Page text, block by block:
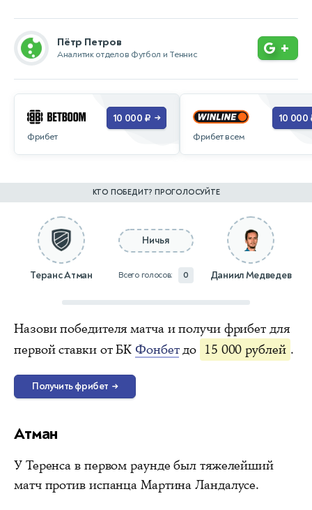
Пётр Петров
Аналитик отделов Футбол и Теннис +
Фрибет
10 000 ₽ →
Фрибет всем
10 000
КТО ПОБЕДИТ? ПРОГОЛОСУЙТЕ
Теранс Атман
Ничья
Всего голосов: 0 Даниил Медведев
Назови победителя матча и получи фрибет для
первой ставки от БК Фонбетдо 15 000 рублей .
Получить фрибет →
Атман
У Теренса в первом раунде был тяжелейший
матч против испанца Мартина Ландалусе.